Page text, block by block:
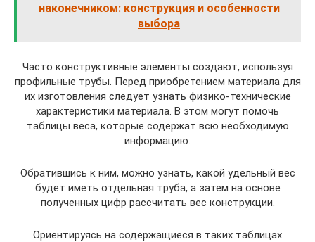
наконечником: конструкция и особенности
выбора
Часто конструктивные элементы создают, используя
профильные трубы. Перед приобретением материала для
их изготовления следует узнать физико-технические
характеристики материала. В этом могут помочь
таблицы веса, которые содержат всю необходимую
информацию.
Обратившись к ним, можно узнать, какой удельный вес
будет иметь отдельная труба, а затем на основе
полученных цифр рассчитать вес конструкции.
Ориентируясь на содержащиеся в таких таблицах